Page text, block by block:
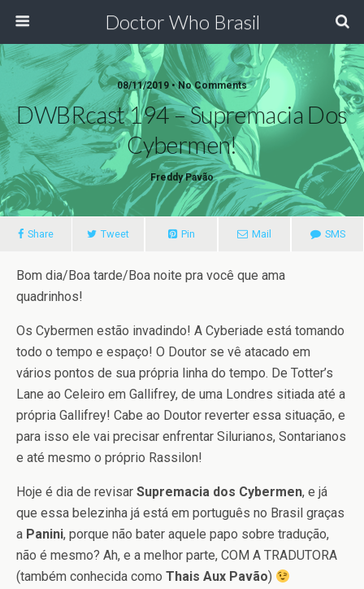
Doctor Who Brasil
08/11/2019 • No Comments
DWBRcast 194 – Supremacia Dos
Cybermen!
Freddy Pavão
Share Tweet Pin Mail SMS
Bom dia/Boa tarde/Boa noite pra você que ama
quadrinhos!
Os Cybermen estão invadindo! A Cyberiade está tomando
todo o tempo e espaço! O Doutor se vê atacado em
vários pontos de sua própria linha do tempo. De Totter’s
Lane ao Celeiro em Gallifrey, de uma Londres sitiada até a
própria Gallifrey! Cabe ao Doutor reverter essa situação, e
para isso ele vai precisar enfrentar Silurianos, Sontarianos
e até mesmo o próprio Rassilon!
Hoje é dia de revisar Supremacia dos Cybermen, e já
que essa belezinha já está em português no Brasil graças
a Panini, porque não bater aquele papo sobre tradução,
não é mesmo? Ah, e a melhor parte, COM A TRADUTORA
(também conhecida como Thais Aux Pavão)